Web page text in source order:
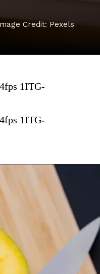
Credit: Pexels
1ITG-
1ITG-